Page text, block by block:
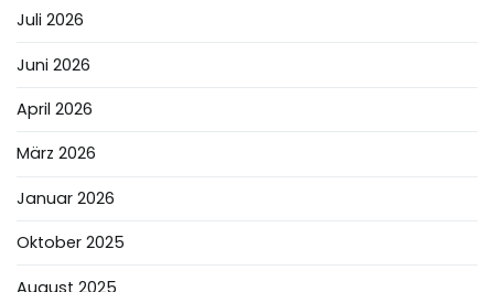
Juli 2026
Juni 2026
April 2026
März 2026
Januar 2026
Oktober 2025
August 2025